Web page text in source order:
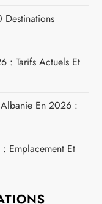
Destinations
: Tarifs Actuels Et
En 2026 :
Emplacement Et